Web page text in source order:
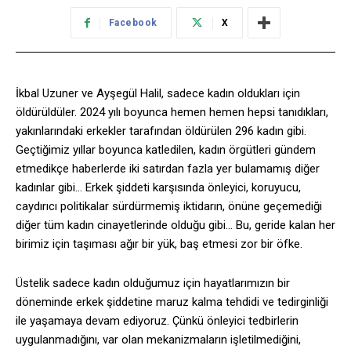
Facebook X
İkbal Uzuner ve Ayşegül Halil, sadece kadın oldukları için
öldürüldüler. 2024 yılı boyunca hemen hemen hepsi tanıdıkları,
yakınlarındaki erkekler tarafından öldürülen 296 kadın gibi.
Geçtiğimiz yıllar boyunca katledilen, kadın örgütleri gündem
etmedikçe haberlerde iki satırdan fazla yer bulamamış diğer
kadınlar gibi… Erkek şiddeti karşısında önleyici, koruyucu,
caydırıcı politikalar sürdürmemiş iktidarın, önüne geçemediği
diğer tüm kadın cinayetlerinde olduğu gibi… Bu, geride kalan her
birimiz için taşıması ağır bir yük, baş etmesi zor bir öfke.
Üstelik sadece kadın olduğumuz için hayatlarımızın bir
döneminde erkek şiddetine maruz kalma tehdidi ve tedirginliği
ile yaşamaya devam ediyoruz. Çünkü önleyici tedbirlerin
uygulanmadığını, var olan mekanizmaların işletilmediğini,